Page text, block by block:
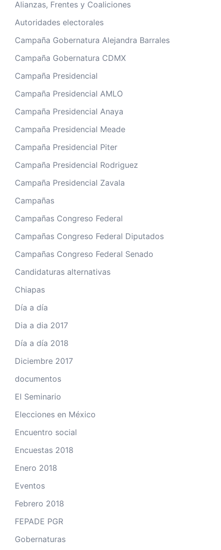
Alianzas, Frentes y Coaliciones
Autoridades electorales
Campaña Gobernatura Alejandra Barrales
Campaña Gobernatura CDMX
Campaña Presidencial
Campaña Presidencial AMLO
Campaña Presidencial Anaya
Campaña Presidencial Meade
Campaña Presidencial Piter
Campaña Presidencial Rodriguez
Campaña Presidencial Zavala
Campañas
Campañas Congreso Federal
Campañas Congreso Federal Diputados
Campañas Congreso Federal Senado
Candidaturas alternativas
Chiapas
Día a día
Dia a dia 2017
Día a día 2018
Diciembre 2017
documentos
El Seminario
Elecciones en México
Encuentro social
Encuestas 2018
Enero 2018
Eventos
Febrero 2018
FEPADE PGR
Gobernaturas